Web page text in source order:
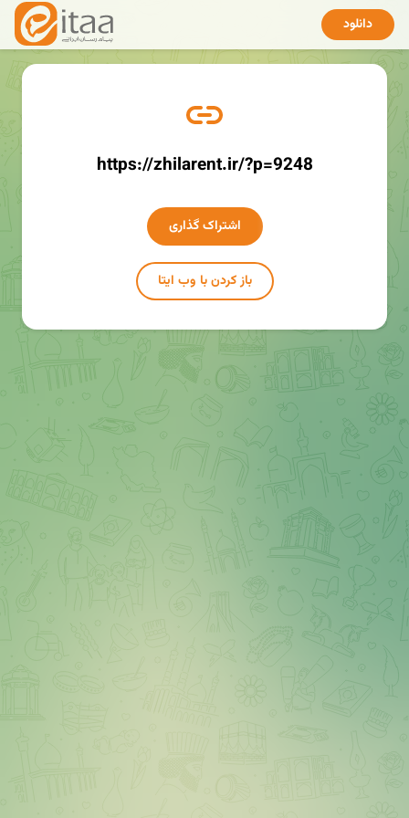
دانلود
https://zhilarent.ir/?p=9248
اشتراک گذاری
باز کردن با وب ایتا